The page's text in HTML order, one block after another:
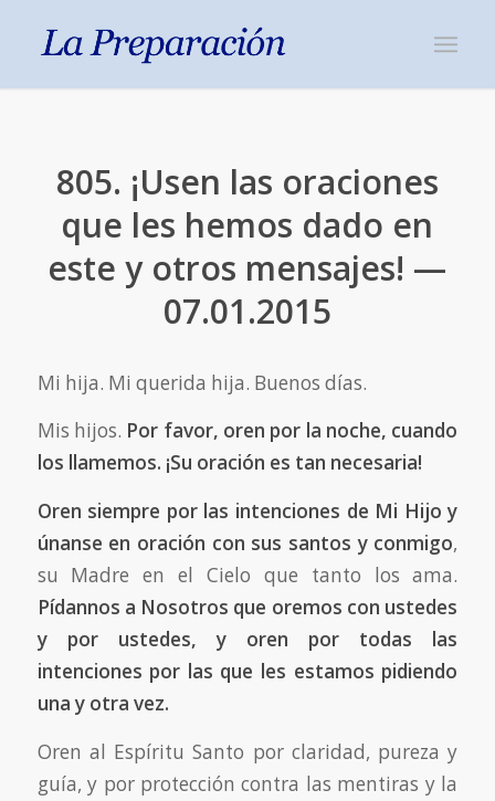
805. ¡Usen las oraciones
que les hemos dado en
este y otros mensajes! —
07.01.2015
Mi hija. Mi querida hija. Buenos días.
Mis hijos. Por favor, oren por la noche, cuando
los llamemos. ¡Su oración es tan necesaria!
Oren siempre por las intenciones de Mi Hijo y
únanse en oración con sus santos y conmigo,
su Madre en el Cielo que tanto los ama.
Pídannos a Nosotros que oremos con ustedes
y por ustedes, y oren por todas las
intenciones por las que les estamos pidiendo
una y otra vez.
Oren al Espíritu Santo por claridad, pureza y
guía, y por protección contra las mentiras y la